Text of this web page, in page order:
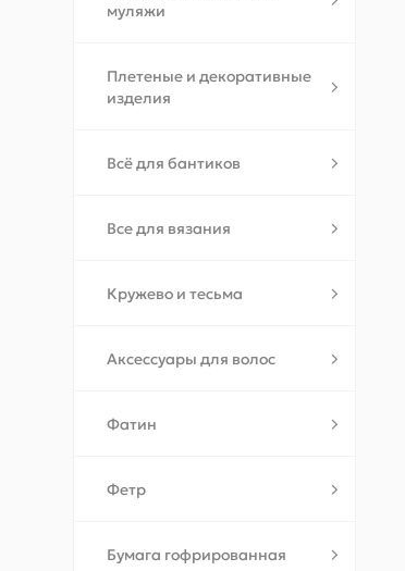
муляжи
Плетеные и декоративные
изделия
Всё для бантиков
Все для вязания
Кружево и тесьма
Аксессуары для волос
Фатин
Фетр
Бумага гофрированная